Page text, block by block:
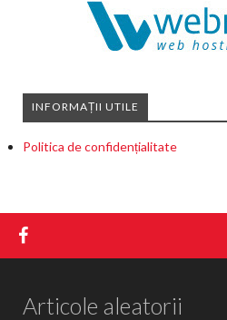
INFORMAȚII UTILE
Politica de confidențialitate
Articole aleatorii